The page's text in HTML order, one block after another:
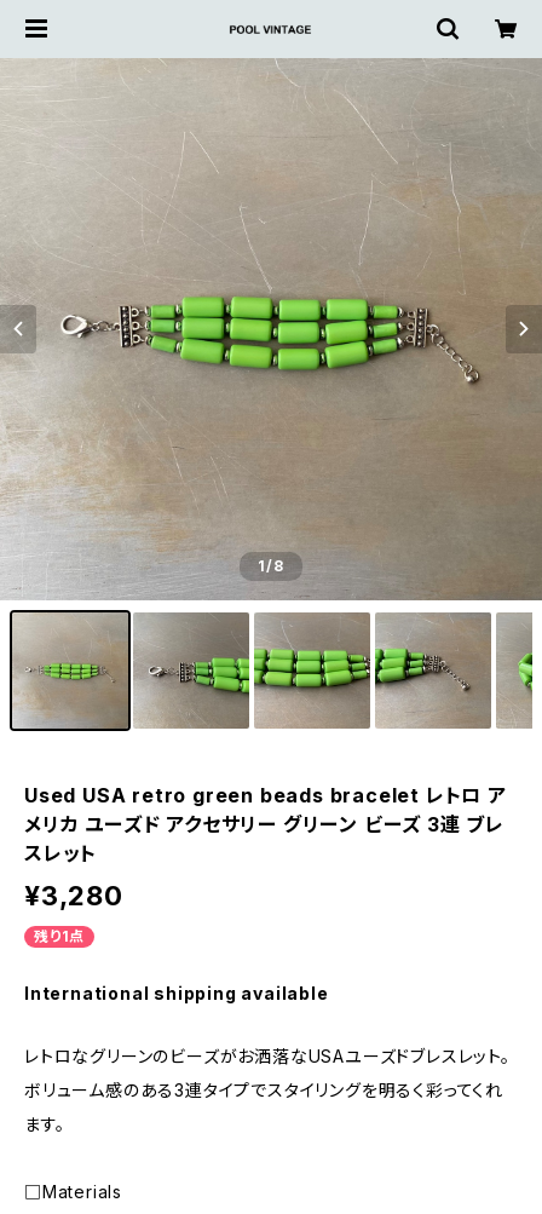
1/8
Used USA retro green beads bracelet レトロ ア
メリカ ユーズド アクセサリー グリーン ビーズ 3連 ブレ
スレット
¥3,280
残り1点
International shipping available
レトロなグリーンのビーズがお洒落なUSAユーズドブレスレット。
ボリューム感のある3連タイプでスタイリングを明るく彩ってくれ
ます。
□Materials